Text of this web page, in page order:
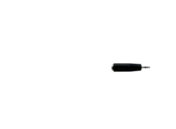
CATALOGO ONLINE